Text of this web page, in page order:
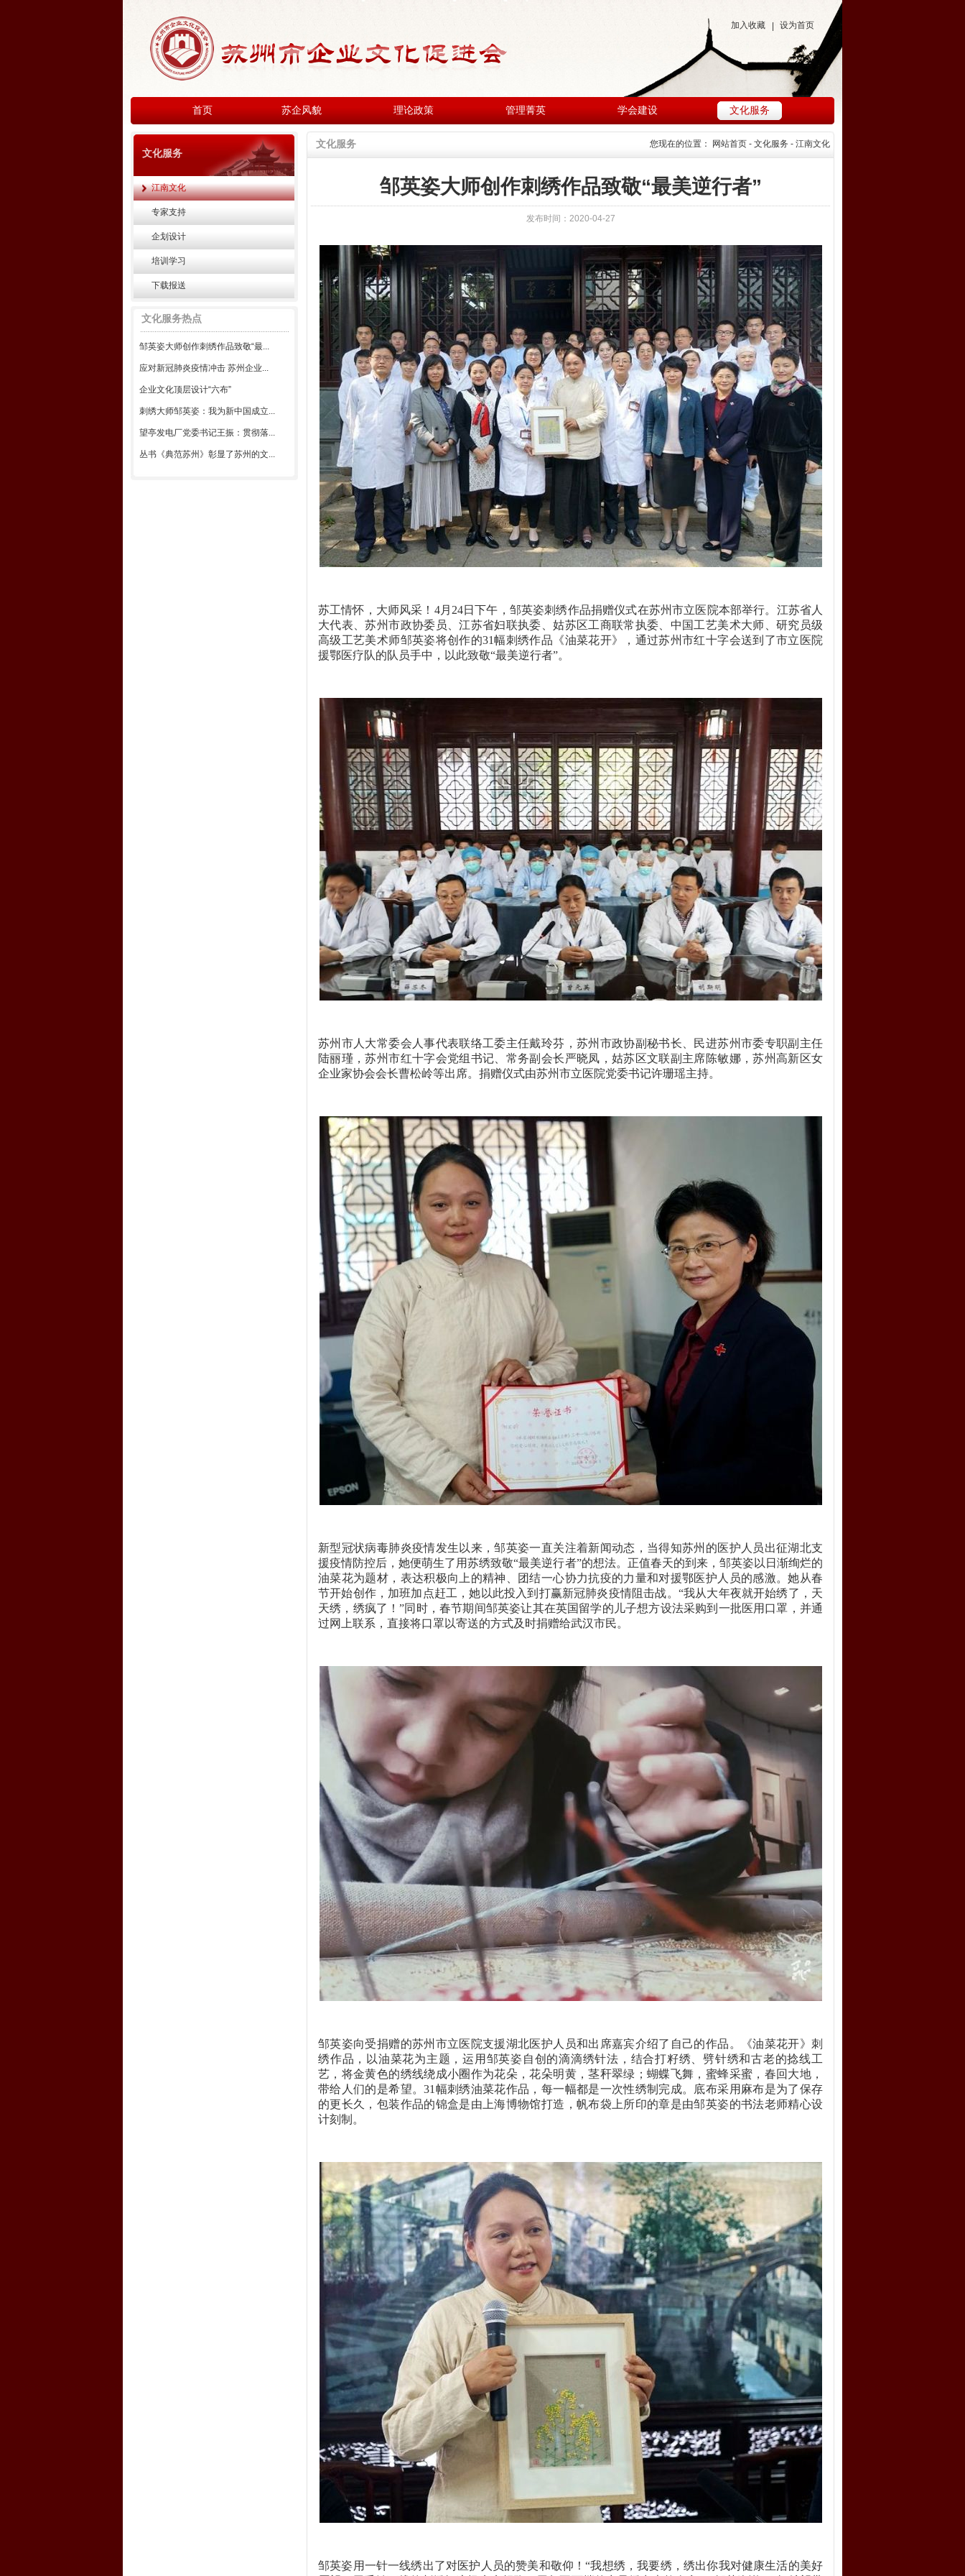
加入收藏 设为首页
首页 苏企风貌 理论政策 管理菁英 学会建设 文化服务
文化服务
江南文化
专家支持
企划设计
培训学习
下载报送
文化服务热点
邹英姿大师创作刺绣作品致敬“最...
应对新冠肺炎疫情冲击 苏州企业...
企业文化顶层设计“六布”
刺绣大师邹英姿：我为新中国成立...
望亭发电厂党委书记王振：贯彻落...
丛书《典范苏州》彰显了苏州的文...
文化服务 您现在的位置： 网站首页 - 文化服务 - 江南文化
邹英姿大师创作刺绣作品致敬“最美逆行者”
发布时间：2020-04-27
苏工情怀，大师风采！4月24日下午，邹英姿刺绣作品捐赠仪式在苏州市立医院本部举行。江苏省人
大代表、苏州市政协委员、江苏省妇联执委、姑苏区工商联常执委、中国工艺美术大师、研究员级
高级工艺美术师邹英姿将创作的31幅刺绣作品《油菜花开》，通过苏州市红十字会送到了市立医院
援鄂医疗队的队员手中，以此致敬“最美逆行者”。
苏州市人大常委会人事代表联络工委主任戴玲芬，苏州市政协副秘书长、民进苏州市委专职副主任
陆丽瑾，苏州市红十字会党组书记、常务副会长严晓凤，姑苏区文联副主席陈敏娜，苏州高新区女
企业家协会会长曹松岭等出席。捐赠仪式由苏州市立医院党委书记许珊瑶主持。
新型冠状病毒肺炎疫情发生以来，邹英姿一直关注着新闻动态，当得知苏州的医护人员出征湖北支
援疫情防控后，她便萌生了用苏绣致敬“最美逆行者”的想法。正值春天的到来，邹英姿以日渐绚烂的
油菜花为题材，表达积极向上的精神、团结一心协力抗疫的力量和对援鄂医护人员的感激。她从春
节开始创作，加班加点赶工，她以此投入到打赢新冠肺炎疫情阻击战。“我从大年夜就开始绣了，天
天绣，绣疯了！”同时，春节期间邹英姿让其在英国留学的儿子想方设法采购到一批医用口罩，并通
过网上联系，直接将口罩以寄送的方式及时捐赠给武汉市民。
邹英姿向受捐赠的苏州市立医院支援湖北医护人员和出席嘉宾介绍了自己的作品。《油菜花开》刺
绣作品，以油菜花为主题，运用邹英姿自创的滴滴绣针法，结合打籽绣、劈针绣和古老的捻线工
艺，将金黄色的绣线绕成小圈作为花朵，花朵明黄，茎秆翠绿；蝴蝶飞舞，蜜蜂采蜜，春回大地，
带给人们的是希望。31幅刺绣油菜花作品，每一幅都是一次性绣制完成。底布采用麻布是为了保存
的更长久，包装作品的锦盒是由上海博物馆打造，帆布袋上所印的章是由邹英姿的书法老师精心设
计刻制。
邹英姿用一针一线绣出了对医护人员的赞美和敬仰！“我想绣，我要绣，绣出你我对健康生活的美好